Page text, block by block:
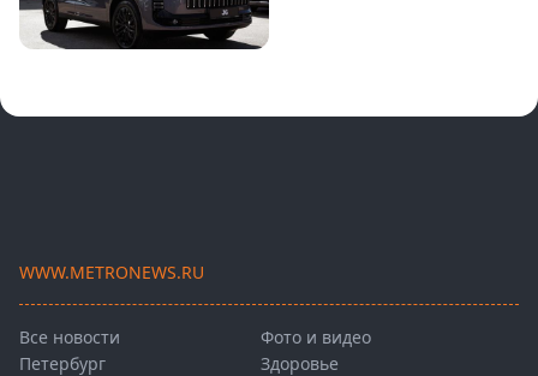
WWW.METRONEWS.RU
Все новости
Петербург
Фото и видео
Здоровье